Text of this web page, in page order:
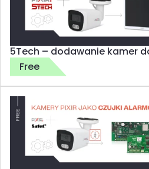
5Tech – dodawanie kamer
Free